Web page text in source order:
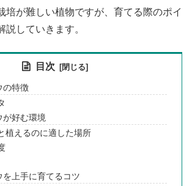
培が難しい植物ですが、育てる際のポイ
説していきます。
目次
の特徴
が好む環境
植えるのに適した場所
を上手に育てるコツ